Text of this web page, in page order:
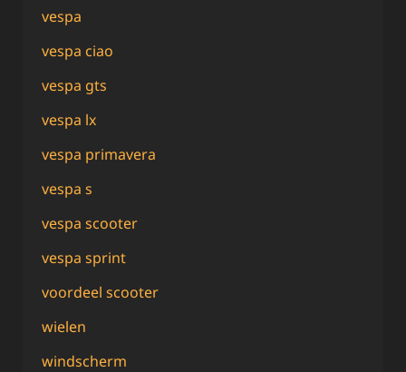
vespa
vespa ciao
vespa gts
vespa lx
vespa primavera
vespa s
vespa scooter
vespa sprint
voordeel scooter
wielen
windscherm